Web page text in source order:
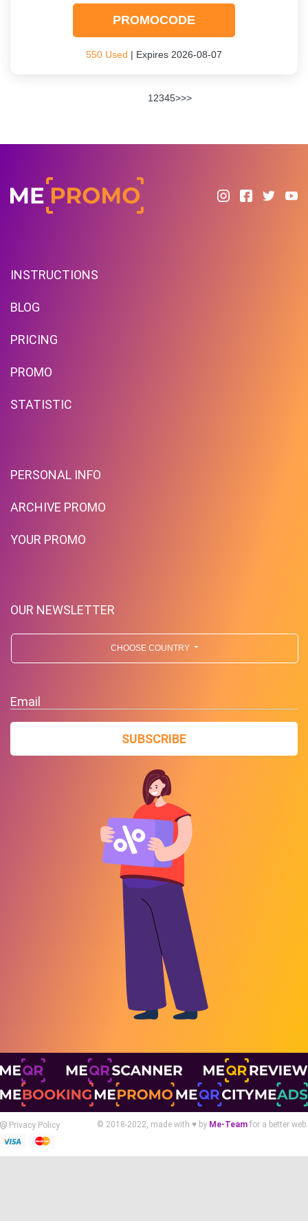
PROMOCODE
550 Used | Expires 2026-08-07
1 2345>>>
INSTRUCTIONS
BLOG
PRICING
PROMO
STATISTIC
PERSONAL INFO
ARCHIVE PROMO
YOUR PROMO
OUR NEWSLETTER
CHOOSE COUNTRY
Email
SUBSCRIBE
Privacy Policy © 2018-2022, made with ♥ by Me-Team for a better web.